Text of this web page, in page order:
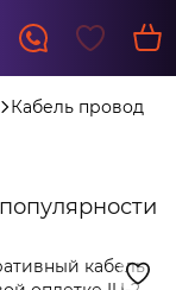
Кабель провод